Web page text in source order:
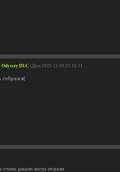
DLC | Дата 2023-12-09 22:16:31
собрался(
ржали когда играли